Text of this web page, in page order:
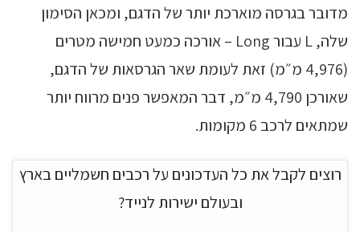
מדובר בגרסה מוארכת יותר של הדגם, ומכאן הסימון
שלה, L עבור Long – אורכה כמעט חמישה מטרים
(4,976 מ״מ) זאת לעומת שאר הגרסאות של הדגם,
שאורכן 4,790 מ״מ, דבר המאפשר פנים מרווח יותר
שמתאים לרכב 6 מקומות.
רוצים לקבל את כל העדכונים על רכבים חשמליים בארץ
ובעולם ישירות לנייד?